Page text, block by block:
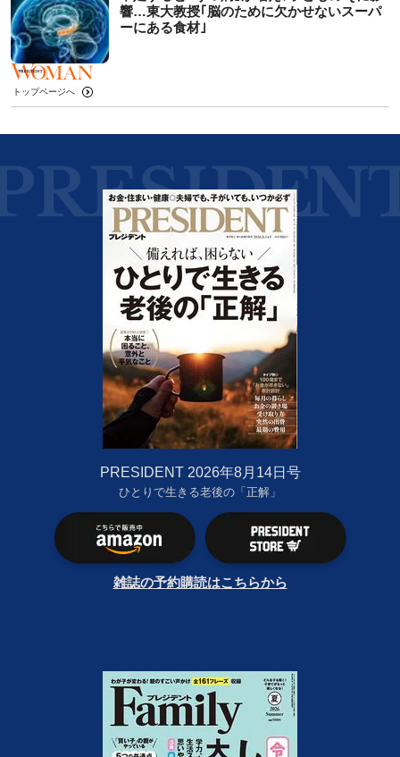
響…東大教授｢脳のために欠かせないスーパ
ーにある食材｣
トップページへ
PRESIDENT 2026年8月14日号
ひとりで生きる老後の「正解」
雑誌の予約購読はこちらから